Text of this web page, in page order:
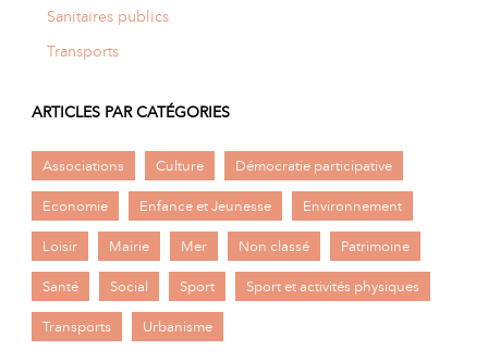
Sanitaires publics
Transports
ARTICLES PAR CATÉGORIES
Associations Culture Démocratie participative
Economie Enfance et Jeunesse Environnement
Loisir Mairie Mer Non classé Patrimoine
Santé Social Sport Sport et activités physiques
Transports Urbanisme